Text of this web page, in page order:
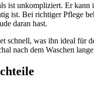
ist unkompliziert. Er kann
ist. Bei richtiger Pflege
daran hast.
schnell, was ihn ideal für
nach dem Waschen